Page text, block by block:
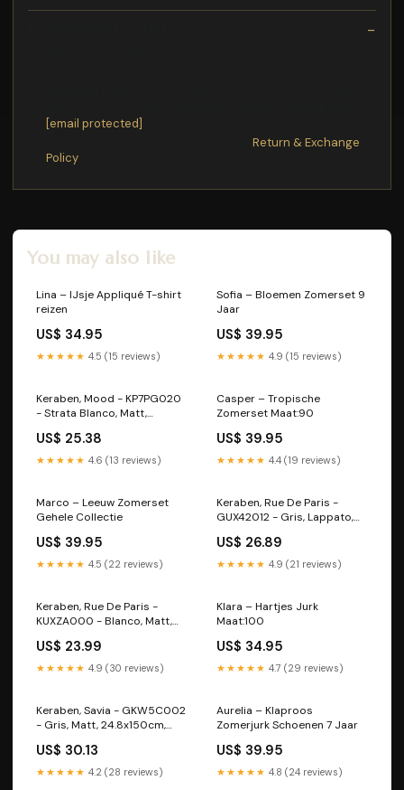
[email protected]
Return & Exchange
Policy
You may also like
Lina – IJsje Appliqué T-shirt
reizen
US$ 34.95
★★★★★ 4.5 (15 reviews)
Sofia – Bloemen Zomerset 9
Jaar
US$ 39.95
★★★★★ 4.9 (15 reviews)
Keraben, Mood - KP7PG020
- Strata Blanco, Matt,
Wastafel accessoires
US$ 25.38
★★★★★ 4.6 (13 reviews)
Casper – Tropische
Zomerset Maat:90
US$ 39.95
★★★★★ 4.4 (19 reviews)
Marco – Leeuw Zomerset
Gehele Collectie
US$ 39.95
★★★★★ 4.5 (22 reviews)
Keraben, Rue De Paris -
GUX42012 - Gris, Lappato,
Giverny
US$ 26.89
★★★★★ 4.9 (21 reviews)
Keraben, Rue De Paris -
KUXZA000 - Blanco, Matt,
Tele
US$ 23.99
★★★★★ 4.9 (30 reviews)
Klara – Hartjes Jurk
Maat:100
US$ 34.95
★★★★★ 4.7 (29 reviews)
Keraben, Savia - GKW5C002
- Gris, Matt, 24.8x150cm,
US$ 30.13
★★★★★ 4.2 (28 reviews)
Aurelia – Klaproos
Zomerjurk Schoenen 7 Jaar
US$ 39.95
★★★★★ 4.8 (24 reviews)